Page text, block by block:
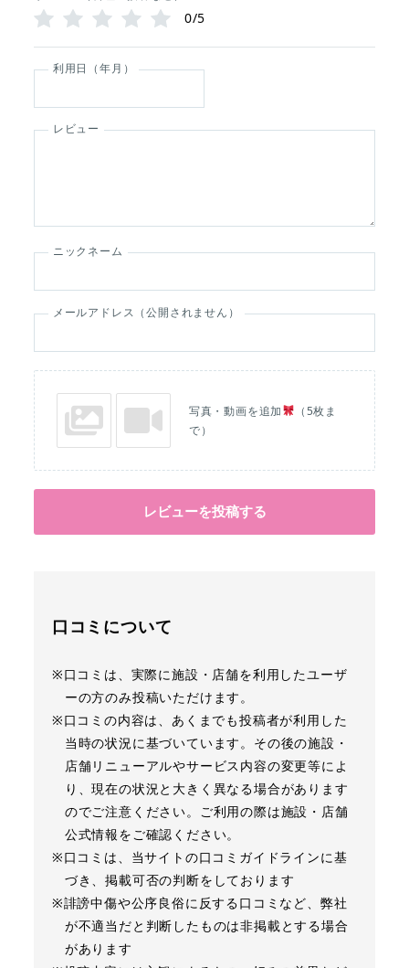
0/5
利用日（年月）
レビュー
ニックネーム
メールアドレス（公開されません）
写真・動画を追加
（5枚ま
で）
レビューを投稿する
口コミについて
※口コミは、実際に施設・店舗を利用したユーザ
ーの方のみ投稿いただけます。
※口コミの内容は、あくまでも投稿者が利用した
当時の状況に基づいています。その後の施設・
店舗リニューアルやサービス内容の変更等によ
り、現在の状況と大きく異なる場合があります
のでご注意ください。ご利用の際は施設・店舗
公式情報をご確認ください。
※口コミは、当サイトの口コミガイドラインに基
づき、掲載可否の判断をしております
※誹謗中傷や公序良俗に反する口コミなど、弊社
が不適当だと判断したものは非掲載とする場合
があります